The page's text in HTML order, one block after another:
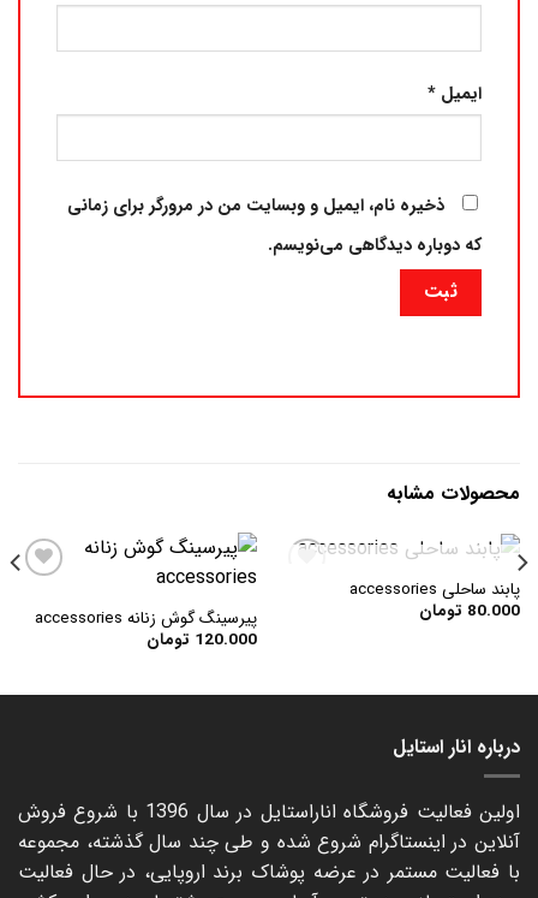
ایمیل *
ذخیره نام، ایمیل و وبسایت من در مرورگر برای زمانی
که دوباره دیدگاهی می‌نویسم.
محصولات مشابه
در انبار موجود نمی باشد
پابند ساحلی accessories
80.000 تومان
پیرسینگ گوش زنانه accessories
120.000 تومان
درباره انار استایل
اولین فعالیت فروشگاه اناراستایل در سال 1396 با شروع فروش
آنلاین در اینستاگرام شروع شده و طی چند سال گذشته، مجموعه
با فعالیت مستمر در عرضه پوشاک برند اروپایی، در حال فعالیت